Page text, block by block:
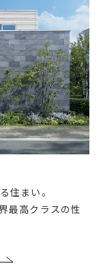
住まい。
最高クラスの性